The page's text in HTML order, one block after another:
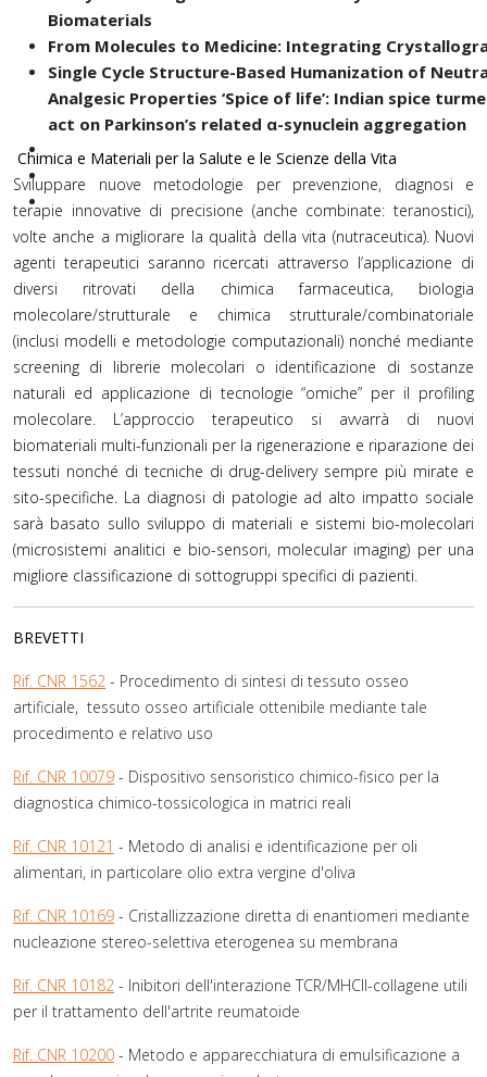
Biomaterials
From Molecules to Medicine: Integrating
Single Cycle Structure-Based Humanization of
Analgesic Properties ‘Spice of life’: Indian spice
act on Parkinson’s related α-synuclein aggregation
Chimica e Materiali per la Salute e le Scienze della Vita
Sviluppare nuove metodologie per prevenzione, diagnosi e
terapie innovative di precisione (anche combinate: teranostici),
volte anche a migliorare la qualità della vita (nutraceutica). Nuovi
agenti terapeutici saranno ricercati attraverso l’applicazione di
diversi ritrovati della chimica farmaceutica, biologia
molecolare/strutturale e chimica strutturale/combinatoriale
(inclusi modelli e metodologie computazionali) nonché mediante
screening di librerie molecolari o identificazione di sostanze
naturali ed applicazione di tecnologie “omiche” per il profiling
molecolare. L’approccio terapeutico si avvarrà di nuovi
biomateriali multi-funzionali per la rigenerazione e riparazione dei
tessuti nonché di tecniche di drug-delivery sempre più mirate e
sito-specifiche. La diagnosi di patologie ad alto impatto sociale
sarà basato sullo sviluppo di materiali e sistemi bio-molecolari
(microsistemi analitici e bio-sensori, molecular imaging) per una
migliore classificazione di sottogruppi specifici di pazienti.
BREVETTI
Rif. CNR 1562 - Procedimento di sintesi di tessuto osseo
artificiale, tessuto osseo artificiale ottenibile mediante tale
procedimento e relativo uso
Rif. CNR 10079 - Dispositivo sensoristico chimico-fisico per la
diagnostica chimico-tossicologica in matrici reali
Rif. CNR 10121 - Metodo di analisi e identificazione per oli
alimentari, in particolare olio extra vergine d'oliva
Rif. CNR 10169 - Cristallizzazione diretta di enantiomeri mediante
nucleazione stereo-selettiva eterogenea su membrana
Rif. CNR 10182 - Inibitori dell'interazione TCR/MHCII-collagene utili
per il trattamento dell'artrite reumatoide
Rif. CNR 10200 - Metodo e apparecchiatura di emulsificazione a